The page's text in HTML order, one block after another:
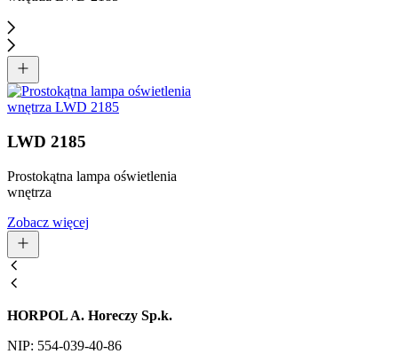
LWD 2185
Prostokątna lampa oświetlenia
wnętrza
Zobacz więcej
HORPOL A. Horeczy Sp.k.
NIP: 554-039-40-86